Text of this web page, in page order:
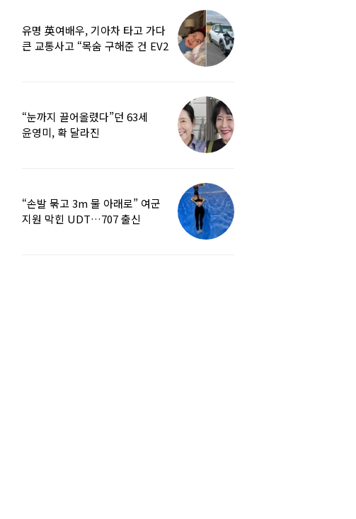
유명 英여배우, 기아차 타고 가다
큰 교통사고 “목숨 구해준 건 EV2
“눈까지 끌어올렸다”던 63세
윤영미, 확 달라진
“손발 묶고 3m 물 아래로” 여군
지원 막힌 UDT…707 출신